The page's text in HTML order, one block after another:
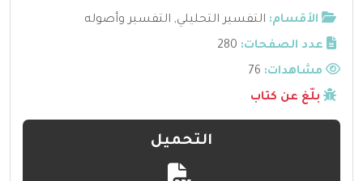
الأقسام: التفسير التحليلي, التفسير وأصوله
عدد الصفحات: 280
مشاهدات:
بلّغ عن كتاب
التحميل